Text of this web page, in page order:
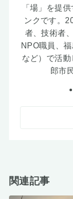
「場」を提
ンクです。
者、技術者
NPO職員、
など）で活
郎市
関連記事